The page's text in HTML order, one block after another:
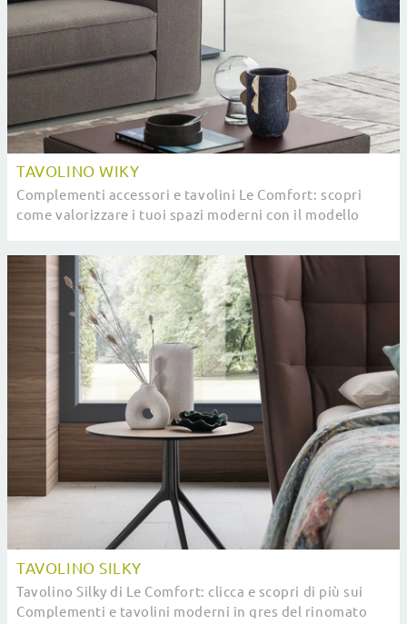
TAVOLINO WIKY
Complementi accessori e tavolini Le Comfort: scopri
come valorizzare i tuoi spazi moderni con il modello
TAVOLINO SILKY
Tavolino Silky di Le Comfort: clicca e scopri di più sui
Complementi e tavolini moderni in gres del rinomato